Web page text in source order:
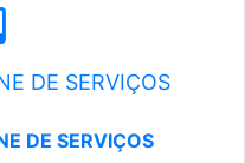
DE SERVIÇOS
DE SERVIÇOS